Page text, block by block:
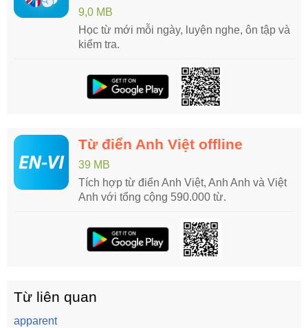
9,0 MB
Học từ mới mỗi ngày, luyện nghe, ôn tập và
kiểm tra.
Từ điển Anh Việt offline
39 MB
Tích hợp từ điển Anh Việt, Anh Anh và Việt
Anh với tổng cộng 590.000 từ.
Từ liên quan
apparent